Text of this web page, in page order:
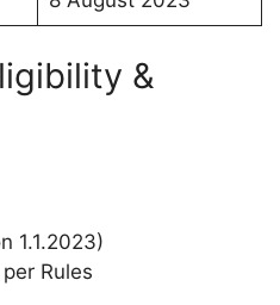
&
1.1.2023)
Rules